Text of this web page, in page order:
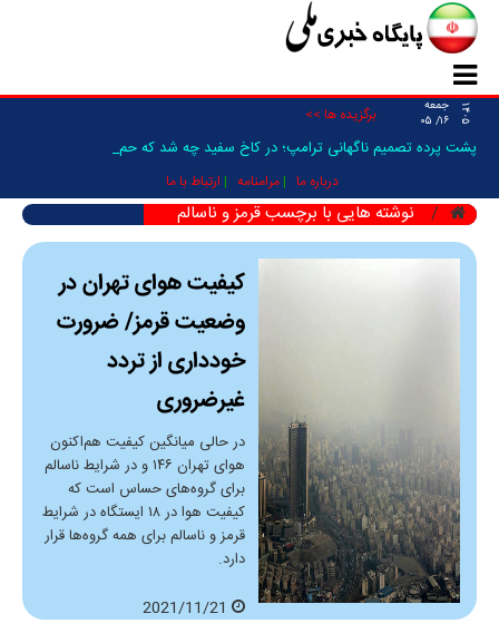
۱۴۰۵
جمعه
۱۶/ ۰۵
برگزیده ها >>
پشت پرده تصمیم ناگهانی ترامپ؛ در کاخ سفید چه شد که حمله _
درباره ما مرامنامه ارتباط با ما
نوشته هایی با برچسب قرمز و ناسالم
کیفیت هوای تهران در
وضعیت قرمز/ ضرورت
خودداری از تردد
غیرضروری
در حالی میانگین کیفیت هم‌اکنون
هوای تهران ۱۴۶ و در شرایط ناسالم
برای گروه‌های حساس است که
کیفیت هوا در ۱۸ ایستگاه در شرایط
قرمز و ناسالم برای همه گروه‌ها قرار
دارد.